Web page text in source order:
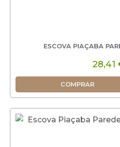
ESCOVA PIAÇABA
28,41
COMPRAR